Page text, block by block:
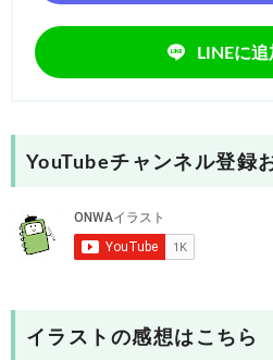
LINEに
YouTubeチャンネル登録
イラストの感想はこちら